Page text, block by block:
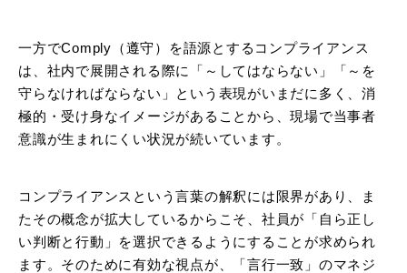
一方でComply（遵守）を語源とするコンプライアンス
は、社内で展開される際に「～してはならない」「～を
守らなければならない」という表現がいまだに多く、消
極的・受け身なイメージがあることから、現場で当事者
意識が生まれにくい状況が続いています。
コンプライアンスという言葉の解釈には限界があり、ま
たその概念が拡大しているからこそ、社員が「自ら正し
い判断と行動」を選択できるようにすることが求められ
ます。そのために有効な視点が、「言行一致」のマネジ